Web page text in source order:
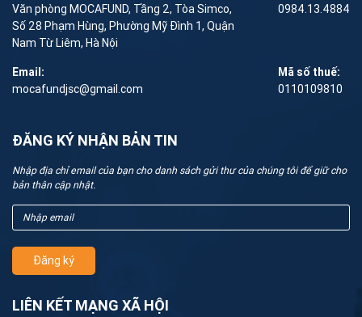
Văn phòng MOCAFUND, Tầng 2, Tòa Simco,
Số 28 Phạm Hùng, Phường Mỹ Đình 1, Quận
Nam Từ Liêm, Hà Nội
0984.13.4884
Email:
mocafundjsc@gmail.com
Mã số thuế:
0110109810
ĐĂNG KÝ NHẬN BẢN TIN
Nhập địa chỉ email của bạn cho danh sách gửi thư của chúng tôi để giữ cho
bản thân cập nhật.
Đăng ký
LIÊN KẾT MẠNG XÃ HỘI